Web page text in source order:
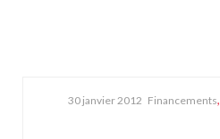
30 janvier 2012 Financements,